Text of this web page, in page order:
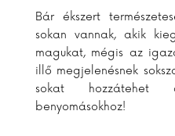
Bár ékszert
sokan vannak, akik
magukat, mégis az
illő megjelenésnek
sokat
benyomásokhoz!